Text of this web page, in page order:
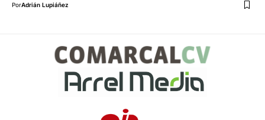
PorAdrián Lupiáñez